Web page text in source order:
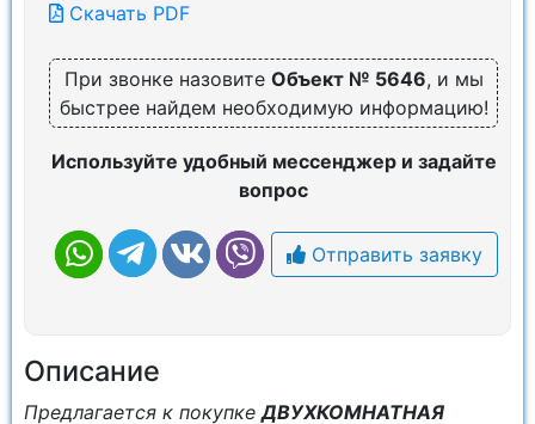
Скачать PDF
При звонке назовите Объект № 5646, и мы
быстрее найдем необходимую информацию!
Используйте удобный мессенджер и задайте
вопрос
Отправить заявку
Описание
Предлагается к покупкеДВУХКОМНАТНАЯ